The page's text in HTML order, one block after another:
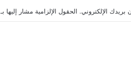
الإلكتروني. الحقول الإلزامية مشار إليها بـ